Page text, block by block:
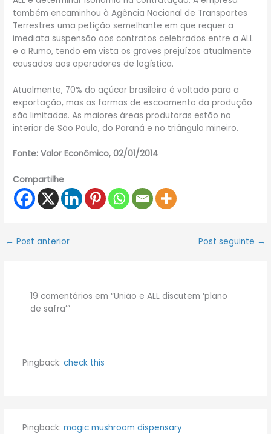
também encaminhou à Agência Nacional de Transportes
Terrestres uma petição semelhante em que requer a
imediata suspensão aos contratos celebrados entre a ALL
e a Rumo, tendo em vista os graves prejuízos atualmente
causados aos operadores de logística.
Atualmente, 70% do açúcar brasileiro é voltado para a
exportação, mas as formas de escoamento da produção
são limitadas. As maiores áreas produtoras estão no
interior de São Paulo, do Paraná e no triângulo mineiro.
Fonte: Valor Econômico, 02/01/2014
Compartilhe
← Post anterior Post seguinte →
19 comentários em “União e ALL discutem ‘plano
de safra’”
Pingback: check this
Pingback: magic mushroom dispensary​